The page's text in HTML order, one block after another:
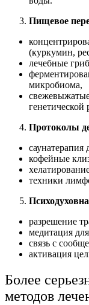
Пищевое
(куркумин,
лечебные
микробиома,
генетической
Протоколы
саунатерапия
кофейные
техники
разрешение
медитация
связь с
активация
Более
методов